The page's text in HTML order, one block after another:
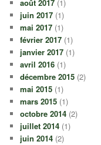
août 2017 (1)
juin 2017 (1)
mai 2017 (1)
février 2017 (1)
janvier 2017 (1)
avril 2016 (1)
décembre 2015 (2)
mai 2015 (1)
mars 2015 (1)
octobre 2014 (2)
juillet 2014 (1)
juin 2014 (2)